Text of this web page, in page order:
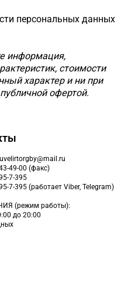
персональных данных
информация,
стоимости
характер и ни при
офертой.
49-00 (факс)
7-395
7-395 (работает Viber, Telegram)
(режим работы):
до 20:00